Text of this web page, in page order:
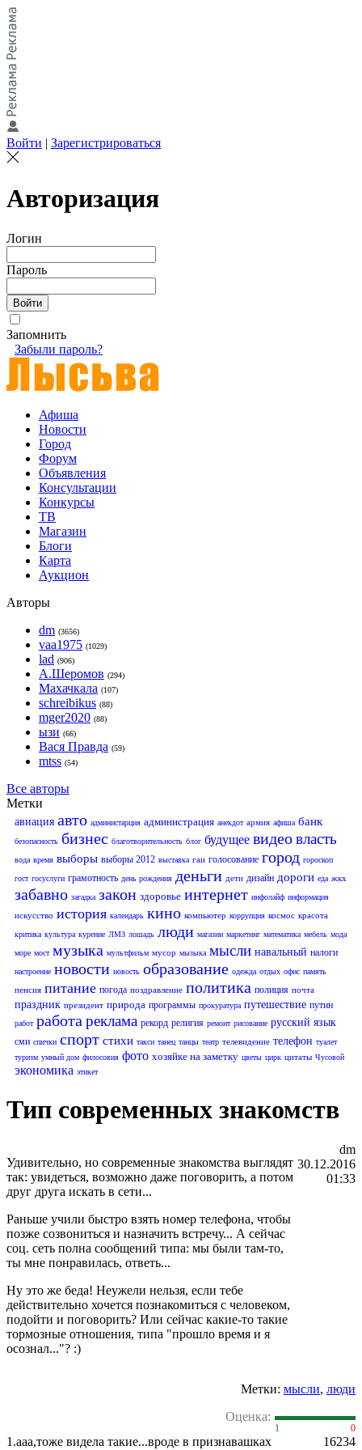
Войти | Зарегистрироваться
Авторизация
Логин
Пароль
Запомнить
Забыли пароль?
Афиша
Новости
Город
Форум
Объявления
Консультации
Конкурсы
ТВ
Магазин
Блоги
Карта
Аукцион
Авторы
dm (3656)
vaa1975 (1029)
lad (906)
А.Шеромов (294)
Махачкала (107)
schreibikus (88)
mger2020 (88)
ызи (66)
Вася Правда (59)
mtss (54)
Все авторы
Метки
авиация авто администарция администрация анекдот армия афиша банк
безопасность бизнес благотворительность блог будущее видеовласть
вода время выборы выборы 2012 выставка гаи голосование город гороскоп
гост госуслуги грамотность день рождения деньги дети дизайн дороги еда жкх
забавно загадка закон здоровье интернет инфолайф информация
искусство история календарь кино компьютер коррупция космос красота
критика культура курение ЛМЗ лошадь люди магазин маркетинг математика мебель мода
море мост музыка мультфильм мусор мызыка мысли навальный налоги
настроение новости новость образование одежда отдых офис память
пенсия питание погода поздравление политика полиция почта
праздник президент природа программы прокуратура путешествие путин
работ работа реклама рекорд религия ремонт рисование русский язык
сми спички спорт стихи такси танец танцы театр телевидение телефон туалет
туризм умный дом филосовия фото хозяйке на заметку цветы цирк цитаты Чусовой
экономика этикет
Тип современных знакомств
Удивительно, но современные знакомства выглядят
так: увидеться, возможно даже поговорить, а потом
друг друга искать в сети...
Раньше учили быстро взять номер телефона, чтобы
позже созвониться и назначить встречу... А сейчас
соц. сеть полна сообщений типа: мы были там-то,
ты мне понравилась, ответь...
Ну это же беда! Неужели нельзя, если тебе
действительно хочется познакомиться с человеком,
подойти и поговорить? Или сейчас какие-то такие
тормозные отношения, типа "прошло время и я
осознал..."? :)
dm
30.12.2016
01:33
Метки: мысли, люди
Оценка:
1 0
1.ааа,тоже видела такие...вроде в признавашках
16234